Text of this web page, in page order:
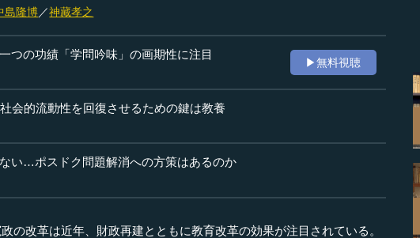
島隆博／神藏孝之
つの功績「学問吟味」の画期性に注目
▶無料視聴
会的流動性を回復させるための鍵は教養
い…ポスドク問題解消への方策はあるのか
の改革は近年、財政再建とともに教育改革の効果が注目されている。